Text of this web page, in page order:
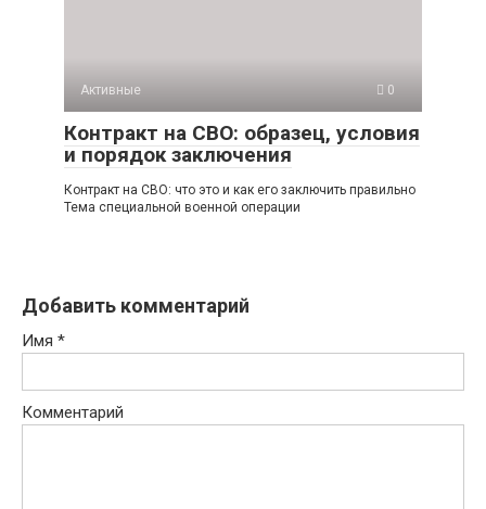
Активные 0
Контракт на СВО: образец, условия
и порядок заключения
Контракт на СВО: что это и как его заключить правильно
Тема специальной военной операции
Добавить комментарий
Имя *
Комментарий